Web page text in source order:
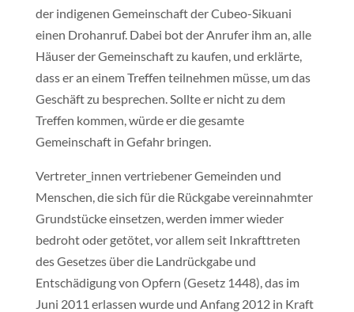
der indigenen Gemeinschaft der Cubeo-Sikuani
einen Drohanruf. Dabei bot der Anrufer ihm an, alle
Häuser der Gemeinschaft zu kaufen, und erklärte,
dass er an einem Treffen teilnehmen müsse, um das
Geschäft zu besprechen. Sollte er nicht zu dem
Treffen kommen, würde er die gesamte
Gemeinschaft in Gefahr bringen.
Vertreter_innen vertriebener Gemeinden und
Menschen, die sich für die Rückgabe vereinnahmter
Grundstücke einsetzen, werden immer wieder
bedroht oder getötet, vor allem seit Inkrafttreten
des Gesetzes über die Landrückgabe und
Entschädigung von Opfern (Gesetz 1448), das im
Juni 2011 erlassen wurde und Anfang 2012 in Kraft